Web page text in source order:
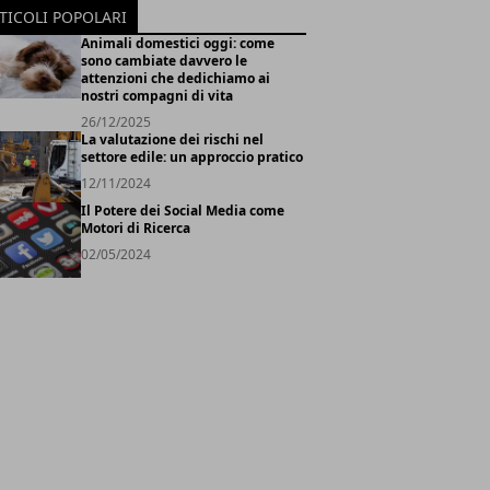
POPOLARI
Animali domestici oggi: come
sono cambiate davvero le
attenzioni che dedichiamo ai
nostri compagni di vita
26/12/2025
La valutazione dei rischi nel
settore edile: un approccio pratico
12/11/2024
Il Potere dei Social Media come
Motori di Ricerca
02/05/2024